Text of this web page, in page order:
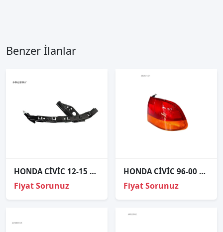
Benzer İlanlar
HONDA CİVİC 12-15 FB7 SAĞ FAR ALT BRAKETİ
Fiyat Sorunuz
HONDA CİVİC 96-00 SEDAN SOL STOP LAMBASI
Fiyat Sorunuz